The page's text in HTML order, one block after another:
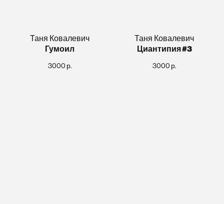
Таня Ковалевич
Гумоил
3000 р.
Таня Ковалевич
Циантипия #3
3000 р.